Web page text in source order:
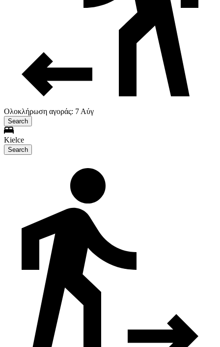
Ολοκλήρωση αγοράς: 7 Αύγ
Search
Kielce
Search